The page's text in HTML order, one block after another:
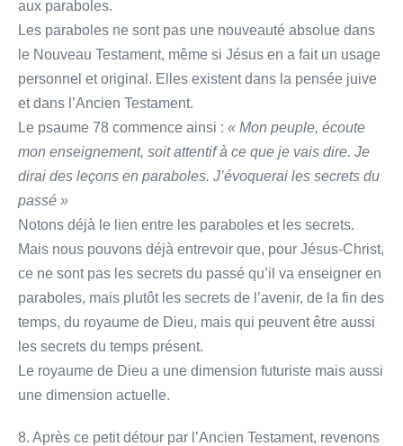
aux paraboles.
Les paraboles ne sont pas une nouveauté absolue dans
le Nouveau Testament, même si Jésus en a fait un usage
personnel et original. Elles existent dans la pensée juive
et dans l’Ancien Testament.
Le psaume 78 commence ainsi : « Mon peuple, écoute
mon enseignement, soit attentif à ce que je vais dire. Je
dirai des leçons en paraboles. J’évoquerai les secrets du
passé »
Notons déjà le lien entre les paraboles et les secrets.
Mais nous pouvons déjà entrevoir que, pour Jésus-Christ,
ce ne sont pas les secrets du passé qu’il va enseigner en
paraboles, mais plutôt les secrets de l’avenir, de la fin des
temps, du royaume de Dieu, mais qui peuvent être aussi
les secrets du temps présent.
Le royaume de Dieu a une dimension futuriste mais aussi
une dimension actuelle.
8. Après ce petit détour par l’Ancien Testament, revenons